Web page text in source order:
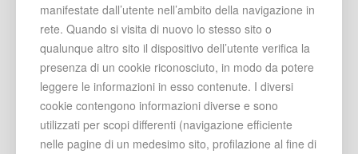
manifestate dall’utente nell’ambito della navigazione in
rete. Quando si visita di nuovo lo stesso sito o
qualunque altro sito il dispositivo dell’utente verifica la
presenza di un cookie riconosciuto, in modo da potere
leggere le informazioni in esso contenute. I diversi
cookie contengono informazioni diverse e sono
utilizzati per scopi differenti (navigazione efficiente
nelle pagine di un medesimo sito, profilazione al fine di